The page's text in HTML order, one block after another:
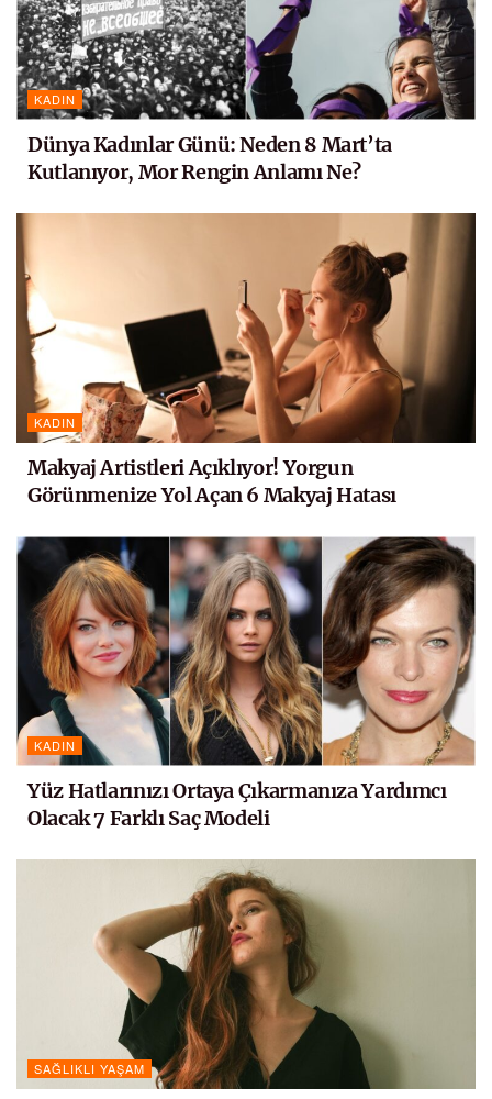
KADIN
Dünya Kadınlar Günü: Neden 8 Mart’ta
Kutlanıyor, Mor Rengin Anlamı Ne?
KADIN
Makyaj Artistleri Açıklıyor! Yorgun
Görünmenize Yol Açan 6 Makyaj Hatası
KADIN
Yüz Hatlarınızı Ortaya Çıkarmanıza Yardımcı
Olacak 7 Farklı Saç Modeli
SAĞLIKLI YAŞAM